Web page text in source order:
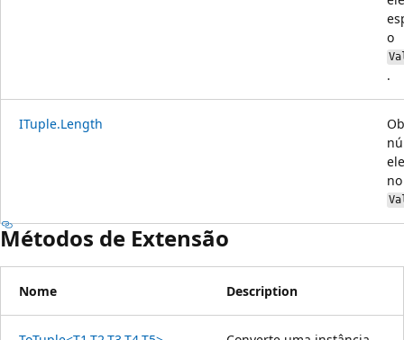
o
.
ITuple.Length
no
Métodos de Extensão
Nome Description